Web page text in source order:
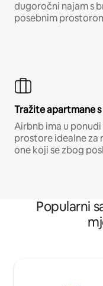
dugoročni najam s
posebnim
Tražite apartmane
Airbnb ima u
prostore idealne za
one koji se zbog
Popularni